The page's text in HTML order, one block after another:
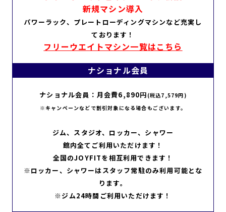
新規マシン導入
パワーラック、プレートローディングマシンなど充実し
ております！
フリーウエイトマシン一覧はこちら
ナショナル会員
ナショナル会員：月会費6,890円 (税込7,579円)
※キャンペーンなどで割引対象になる場合もございます。
ジム、スタジオ、ロッカー、シャワー
館内全てご利用いただけます！
全国のJOYFITを相互利用できます！
※ロッカー、シャワーはスタッフ常駐のみ利用可能とな
ります。
※ジム24時間ご利用いただけます！